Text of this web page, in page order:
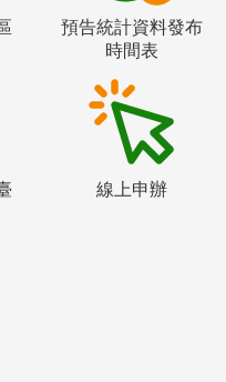
預告統計資料發布
時間表
線上申辦